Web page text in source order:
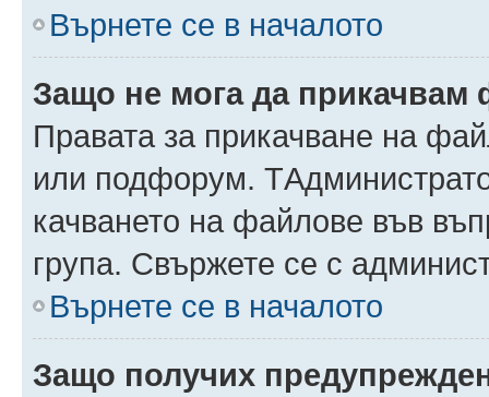
Върнете се в началото
Защо не мога да прикачвам
Правата за прикачване на
или подфорум.
качването на файлове във
група. Свържете се с
Върнете се в началото
Защо получих